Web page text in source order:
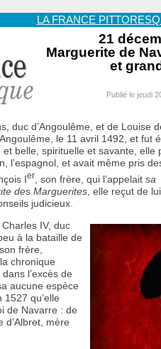
LA FRANCE
21
Marguerite de
et
Publié le jeudi
duc d’Angoulême, et de Louise
le 11 avril 1492, et fut
belle, spirituelle et savante, elle
l’espagnol, et avait même pris
Ier , son frère, qui l’appelait sa
des Marguerites , elle reçut de
judicieux.
IV, duc
à la bataille de
frère,
chronique
l’excès de
aucune espèce
qu’elle
de Navarre : de
d’Albret, mère